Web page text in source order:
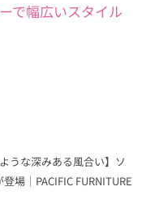
で幅広いスタイル
うな深みある風合い】ソ
場｜PACIFIC FURNITURE